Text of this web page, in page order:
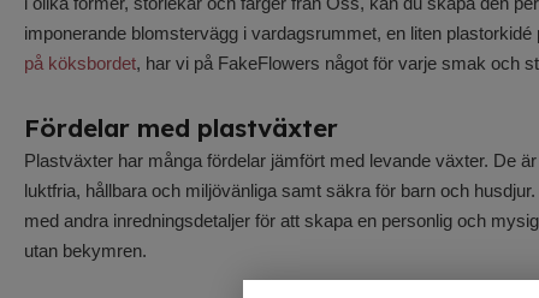
imponerande blomstervägg i vardagsrummet, en liten plastorkidé
på köksbordet, har vi på FakeFlowers något för varje smak och
Fördelar med plastväxter
Plastväxter har många fördelar jämfört med levande växter. De
luktfria, hållbara och miljövänliga samt säkra för barn och
med andra inredningsdetaljer för att skapa en personlig och
utan bekymren.